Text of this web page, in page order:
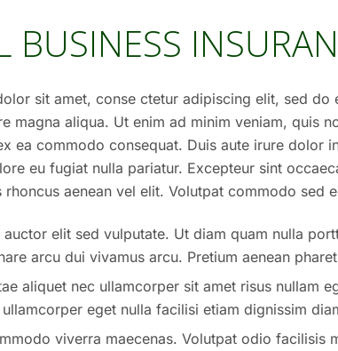
BUSINESS
sit amet, conse ctetur adipiscing elit, sed do
magna aliqua. Ut enim ad minim veniam, quis
ea commodo consequat. Duis aute irure dolor
eu fugiat nulla pariatur. Excepteur sint
rhoncus aenean vel elit. Volutpat commodo sed
auctor elit sed vulputate. Ut diam quam nulla
arcu dui vivamus arcu. Pretium aenean
aliquet nec ullamcorper sit amet risus nullam
eget nulla facilisi etiam dignissim
viverra maecenas. Volutpat odio facilisis